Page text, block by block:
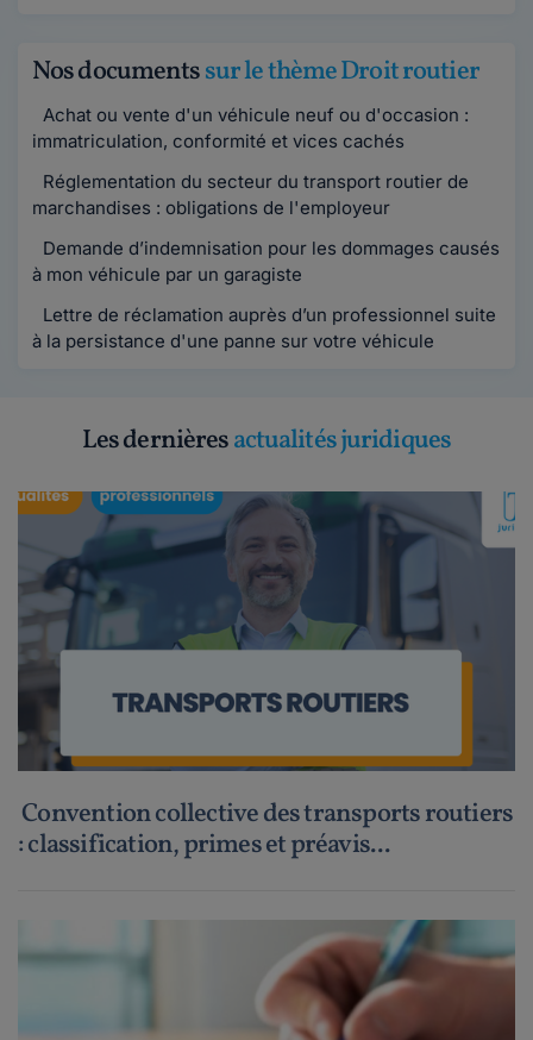
Nos documentssur le thème Droit routier
Achat ou vente d'un véhicule neuf ou d'occasion :
immatriculation, conformité et vices cachés
Réglementation du secteur du transport routier de
marchandises : obligations de l'employeur
Demande d’indemnisation pour les dommages causés
à mon véhicule par un garagiste
Lettre de réclamation auprès d’un professionnel suite
à la persistance d'une panne sur votre véhicule
Les dernièresactualités juridiques
Convention collective des transports routiers
: classification, primes et préavis...